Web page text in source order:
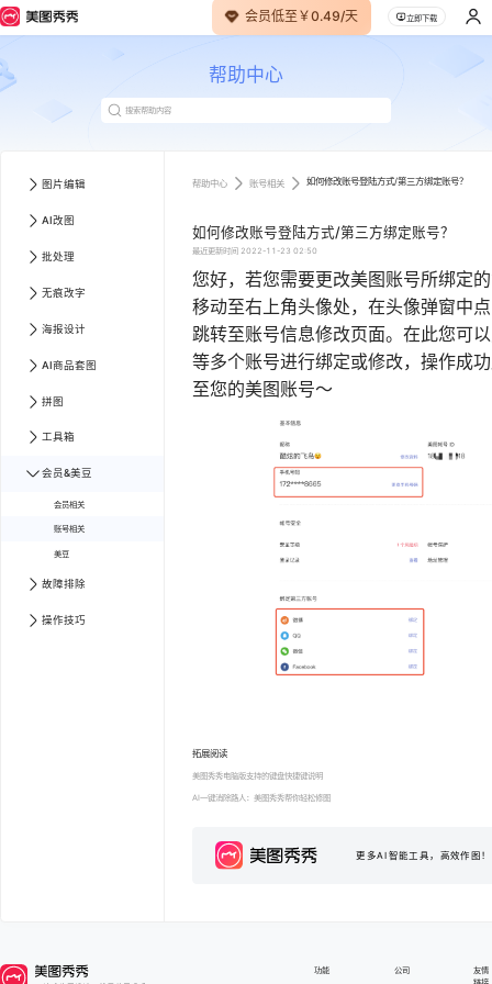
会员低至￥0.49/天 立即下载
帮助中心
图片编辑
AI改图
批处理
无痕改字
海报设计
AI商品套图
拼图
工具箱
会员&美豆
会员相关
账号相关
美豆
故障排除
操作技巧
帮助中心 账号相关 如何修改账号登陆方式/第三方绑定账号？
如何修改账号登陆方式/第三方绑定账号？
最近更新时间 2022-11-23 02:50
您好，若您需要更改美图账号所绑定
移动至右上角头像处，在头像弹窗中
跳转至账号信息修改页面。在此您可
等多个账号进行绑定或修改，操作成
至您的美图账号～
拓展阅读
美图秀秀电脑版支持的键盘快捷键说明
AI一键消除路人：美图秀秀帮你轻松修图
更多AI智能工具，高效作图！
功能 公司
友情
链接